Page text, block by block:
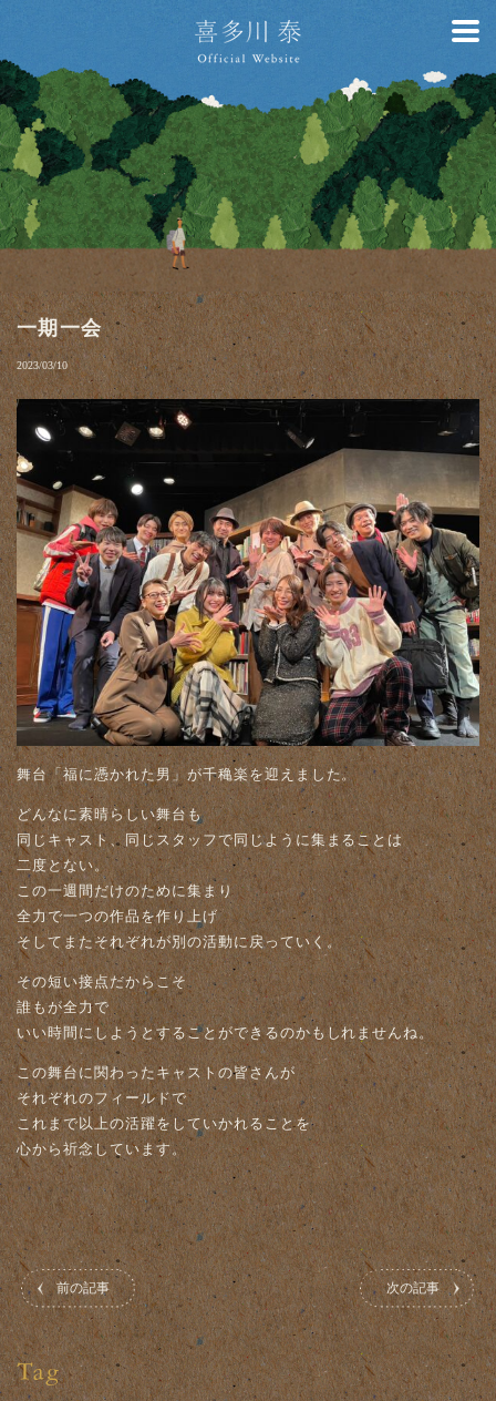
一期一会
2023/03/10
舞台「福に憑かれた男」が千穐楽を迎えました。
どんなに素晴らしい舞台も
同じキャスト、同じスタッフで同じように集まることは
二度とない。
この一週間だけのために集まり
全力で一つの作品を作り上げ
そしてまたそれぞれが別の活動に戻っていく。
その短い接点だからこそ
誰もが全力で
いい時間にしようとすることができるのかもしれませんね。
この舞台に関わったキャストの皆さんが
それぞれのフィールドで
これまで以上の活躍をしていかれることを
心から祈念しています。
前の記事 次の記事